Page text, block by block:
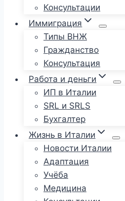
Консультации
Иммиграция
Типы ВНЖ
Гражданство
Консультация
Работа и деньги
ИП в Италии
SRL и SRLS
Бухгалтер
Жизнь в Италии
Новости Италии
Адаптация
Учёба
Медицина